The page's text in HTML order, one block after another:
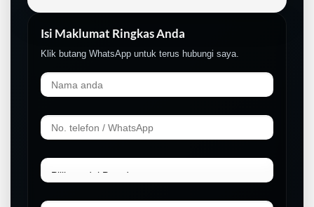
Isi Maklumat Ringkas Anda
Klik butang WhatsApp untuk terus hubungi saya.